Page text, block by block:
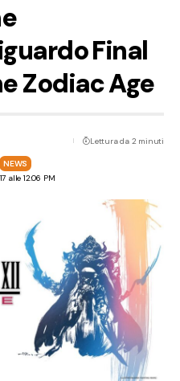
Final
Zodiac Age
alle 12:06 PM
NEWS
Lettura da 2 minuti